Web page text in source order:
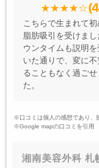
こちらで生まれて
脂肪吸引を受けま
ウンタイムも説明を
いた通りで、変に不
ることもなく過ごせ
た。
※口コミは個人の感想であり、
※Google mapの口コミを引用
湘南美容外科 札